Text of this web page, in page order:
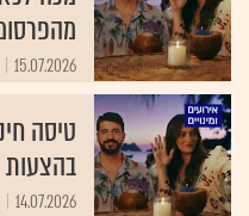
15.07.2026
טיסה
14.07.2026